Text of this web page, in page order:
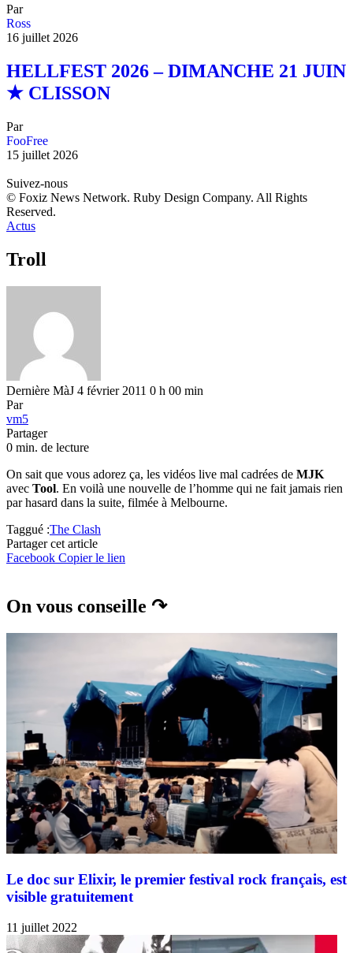
Par
Ross
16 juillet 2026
HELLFEST 2026 – DIMANCHE 21 JUIN
★ CLISSON
Par
FooFree
15 juillet 2026
Suivez-nous
© Foxiz News Network. Ruby Design Company. All Rights
Reserved.
Actus
Troll
Dernière MàJ 4 février 2011 0 h 00 min
Par
vm5
Partager
0 min. de lecture
On sait que vous adorez ça, les vidéos live mal cadrées de MJK
avec Tool. En voilà une nouvelle de l’homme qui ne fait jamais rien
par hasard dans la suite, filmée à Melbourne.
Taggué :The Clash
Partager cet article
Facebook Copier le lien
On vous conseille ↷
Le doc sur Elixir, le premier festival rock français, est
visible gratuitement
11 juillet 2022